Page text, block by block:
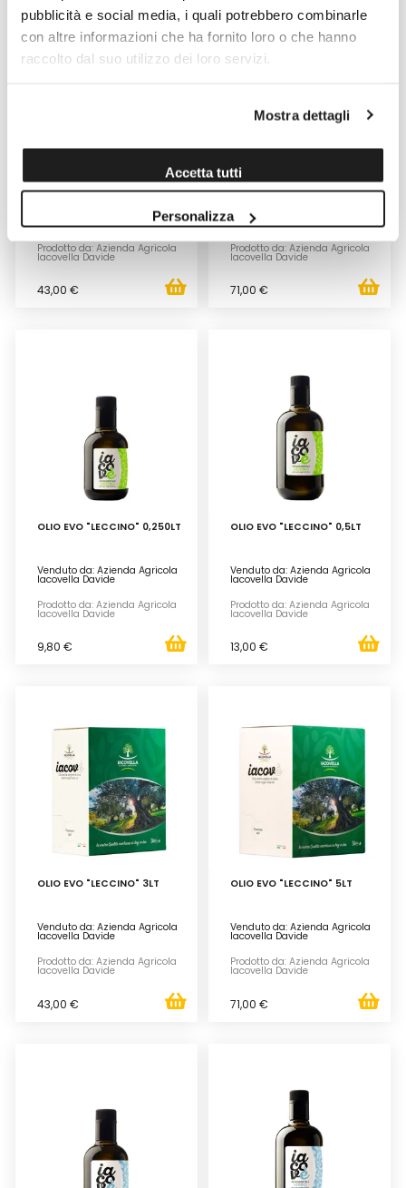
pubblicità e social media, i quali potrebbero combinarle
con altre informazioni che ha fornito loro o che hanno
raccolto dal suo utilizzo dei loro servizi.
Mostra dettagli
Accetta tutti
Personalizza
OLIO EVO "GENTILE DI CHIETI"
3LT
Venduto da: Azienda Agricola
Iacovella Davide
Prodotto da: Azienda Agricola
Iacovella Davide
43,00 €
OLIO EVO "GENTILE DI CHIETI"
5LT
Venduto da: Azienda Agricola
Iacovella Davide
Prodotto da: Azienda Agricola
Iacovella Davide
71,00 €
OLIO EVO "LECCINO" 0,250LT
Venduto da: Azienda Agricola
Iacovella Davide
Prodotto da: Azienda Agricola
Iacovella Davide
9,80 €
OLIO EVO "LECCINO" 0,5LT
Venduto da: Azienda Agricola
Iacovella Davide
Prodotto da: Azienda Agricola
Iacovella Davide
13,00 €
OLIO EVO "LECCINO" 3LT
Venduto da: Azienda Agricola
Iacovella Davide
Prodotto da: Azienda Agricola
Iacovella Davide
43,00 €
OLIO EVO "LECCINO" 5LT
Venduto da: Azienda Agricola
Iacovella Davide
Prodotto da: Azienda Agricola
Iacovella Davide
71,00 €